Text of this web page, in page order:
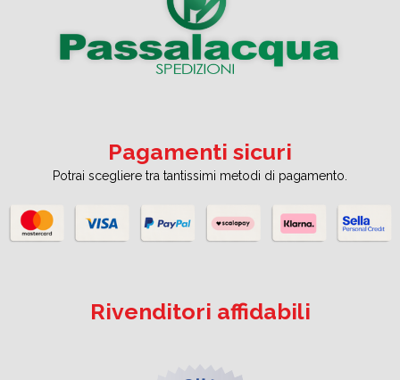
Pagamenti sicuri
Potrai scegliere tra tantissimi metodi di pagamento.
Rivenditori affidabili